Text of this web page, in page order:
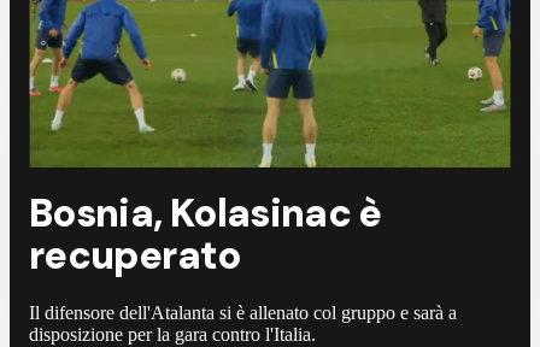
Bosnia, Kolasinac è
recuperato
Il difensore dell'Atalanta si è allenato col gruppo e sarà a
disposizione per la gara contro l'Italia.